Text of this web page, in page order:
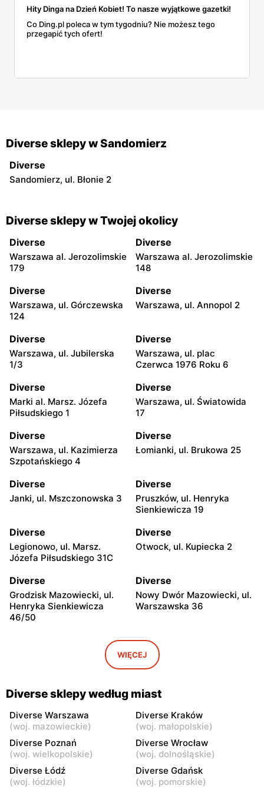
Hity Dinga na Dzień Kobiet! To nasze wyjątkowe gazetki!
Co Ding.pl poleca w tym tygodniu? Nie możesz tego
przegapić tych ofert!
Diverse sklepy w Sandomierz
Diverse
Sandomierz, ul. Błonie 2
Diverse sklepy w Twojej okolicy
Diverse
Warszawa al. Jerozolimskie
179
Diverse
Warszawa al. Jerozolimskie
148
Diverse
Warszawa, ul. Górczewska
124
Diverse
Warszawa, ul. Annopol 2
Diverse
Warszawa, ul. Jubilerska
1/3
Diverse
Warszawa, ul. plac
Czerwca 1976 Roku 6
Diverse
Marki al. Marsz. Józefa
Piłsudskiego 1
Diverse
Warszawa, ul. Światowida
17
Diverse
Warszawa, ul. Kazimierza
Szpotańskiego 4
Diverse
Łomianki, ul. Brukowa 25
Diverse
Janki, ul. Mszczonowska 3
Diverse
Pruszków, ul. Henryka
Sienkiewicza 19
Diverse
Legionowo, ul. Marsz.
Józefa Piłsudskiego 31C
Diverse
Otwock, ul. Kupiecka 2
Diverse
Grodzisk Mazowiecki, ul.
Henryka Sienkiewicza
46/50
Diverse
Nowy Dwór Mazowiecki, ul.
Warszawska 36
Diverse
Grójec, ul. Armii Krajowej
50
Diverse
Żyrardów, ul. Mały Rynek 7
Diverse
Sowińskiego 66
Diverse
Warka, ul. Senatorska 5B
Diverse
Pułtusk, ul. Jana Pawła II 6a
Diverse
Garwolin al. Legionów 2
Diverse
Płońsk, ul. Żołnierzy
WIĘCEJ
Diverse sklepy według miast
Diverse Warszawa
(woj. mazowieckie)
Diverse Kraków
(woj. małopolskie)
Diverse Poznań
(woj. wielkopolskie)
Diverse Wrocław
(woj. dolnośląskie)
Diverse Łódź
(woj. łódzkie)
Diverse Gdańsk
(woj. pomorskie)